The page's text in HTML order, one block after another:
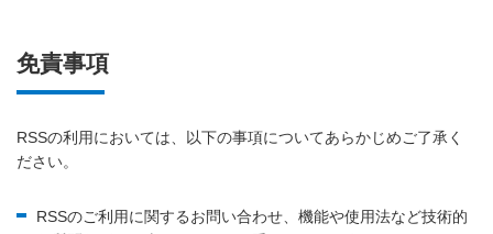
免責事項
RSSの利用においては、以下の事項についてあらかじめご了承く
ださい。
RSSのご利用に関するお問い合わせ、機能や使用法など技術的